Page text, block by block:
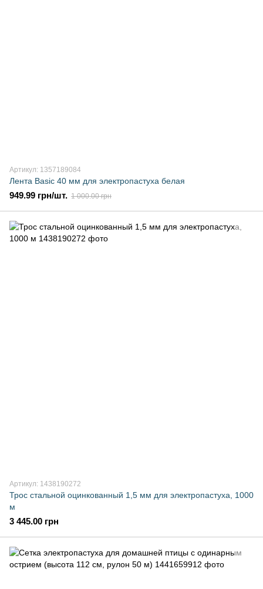
Артикул: 1357189084
Лента Basic 40 мм для электропастуха белая
949.99 грн/шт. 1 000.00 грн
Артикул: 1438190272
Трос стальной оцинкованный 1,5 мм для электропастуха, 1000
м
3 445.00 грн